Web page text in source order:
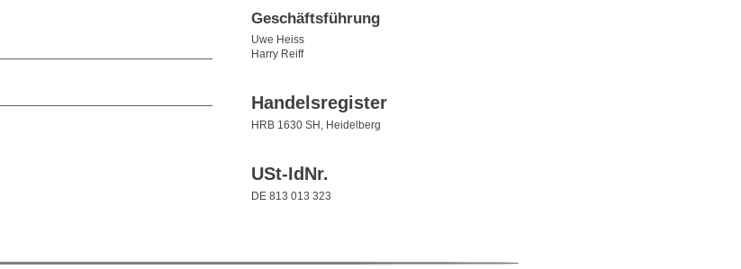
Geschäftsführung
Uwe Heiss
Harry Reiff
Handelsregister
HRB 1630 SH, Heidelberg
USt-IdNr.
DE 813 013 323